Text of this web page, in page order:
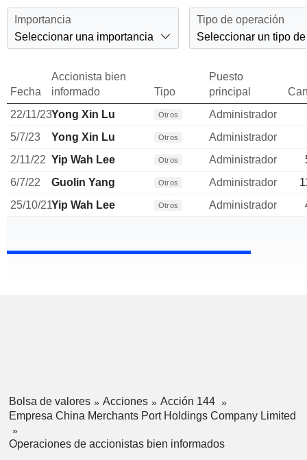
Importancia
Seleccionar una importancia
Tipo de operación
Seleccionar un tipo
Fecha
Accionista bien
informado
Tipo
Puesto
principal
22/11/23Yong Xin Lu Otros
Administrador
5/7/23
Yong Xin Lu Otros
Administrador
2/11/22 Yip Wah Lee Otros Administrador
6/7/22
Guolin Yang Otros Administrador
25/10/21Yip Wah Lee Otros Administrador
Bolsa de valores Acciones
Acción 144
Empresa China Merchants Port Holdings Company Limited
Operaciones de accionistas bien informados